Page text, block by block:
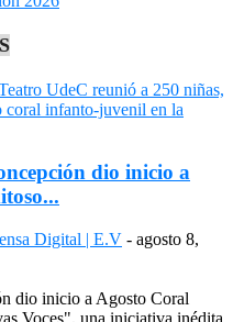
dio inicio a
Digital | E.V - agosto 8,
dio inicio a Agosto Coral
Voces", una iniciativa inédita